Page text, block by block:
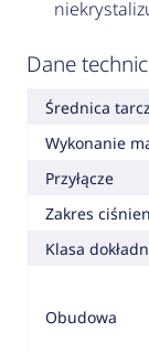
Dane
Średnica
Wykonanie
Przyłącze
Zakres
Klasa
Obudowa